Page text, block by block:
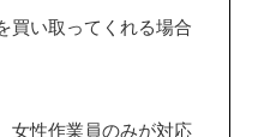
買い取ってくれる場合
女性作業員のみが対応